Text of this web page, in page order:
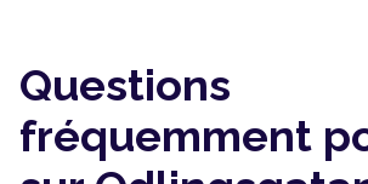
Questions
fréquemment